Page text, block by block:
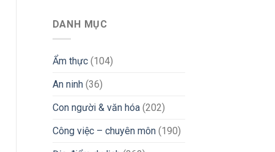
Peso
Sang
DANH MỤC
Ẩm thực(104)
An ninh(36)
Con người & văn hóa(202)
Công việc – chuyên môn(190)